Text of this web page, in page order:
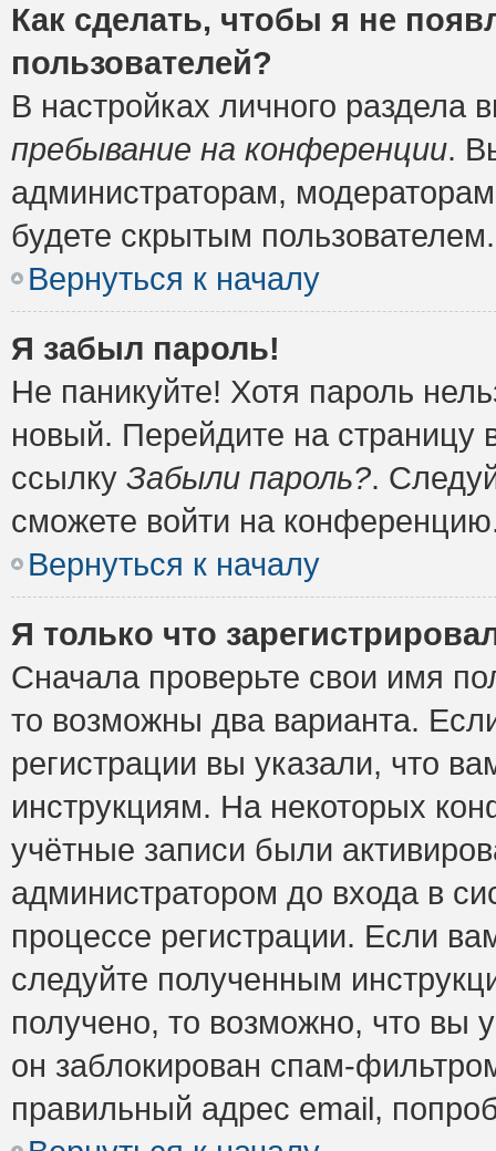
Как сделать, чтобы я не
пользователей?
В настройках личного
пребывание на конференции.
администраторам,
будете скрытым пользователем.
Вернуться к началу
Я забыл пароль!
Не паникуйте! Хотя пароль
новый. Перейдите на
ссылку Забыли пароль?.
сможете войти на
Вернуться к началу
Я только что
Сначала проверьте свои имя
то возможны два варианта.
регистрации вы указали, что
инструкциям. На некоторых
учётные записи были
администратором до входа в
процессе регистрации. Если
следуйте полученным
получено, то возможно, что вы
он заблокирован спам-
правильный адрес email,